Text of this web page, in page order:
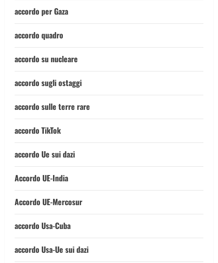
accordo per Gaza
accordo quadro
accordo su nucleare
accordo sugli ostaggi
accordo sulle terre rare
accordo TikTok
accordo Ue sui dazi
Accordo UE-India
Accordo UE-Mercosur
accordo Usa-Cuba
accordo Usa-Ue sui dazi